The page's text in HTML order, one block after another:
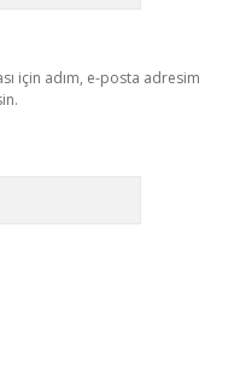
için adım, e-posta adresim